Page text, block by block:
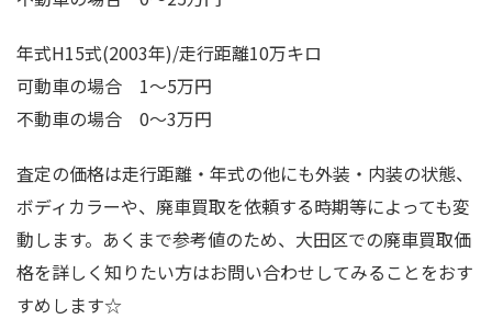
年式H15式(2003年)/走行距離10万キロ
可動車の場合 1～5万円
不動車の場合 0～3万円
査定の価格は走行距離・年式の他にも外装・内装の状態、
ボディカラーや、廃車買取を依頼する時期等によっても変
動します。あくまで参考値のため、大田区での廃車買取価
格を詳しく知りたい方はお問い合わせしてみることをおす
すめします☆